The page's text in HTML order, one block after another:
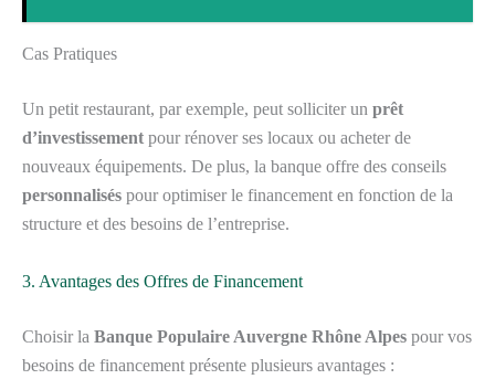
Cas Pratiques
Un petit restaurant, par exemple, peut solliciter un prêt
d’investissement pour rénover ses locaux ou acheter de
nouveaux équipements. De plus, la banque offre des conseils
personnalisés pour optimiser le financement en fonction de la
structure et des besoins de l’entreprise.
3. Avantages des Offres de Financement
Choisir la Banque Populaire Auvergne Rhône Alpes pour vos
besoins de financement présente plusieurs avantages :